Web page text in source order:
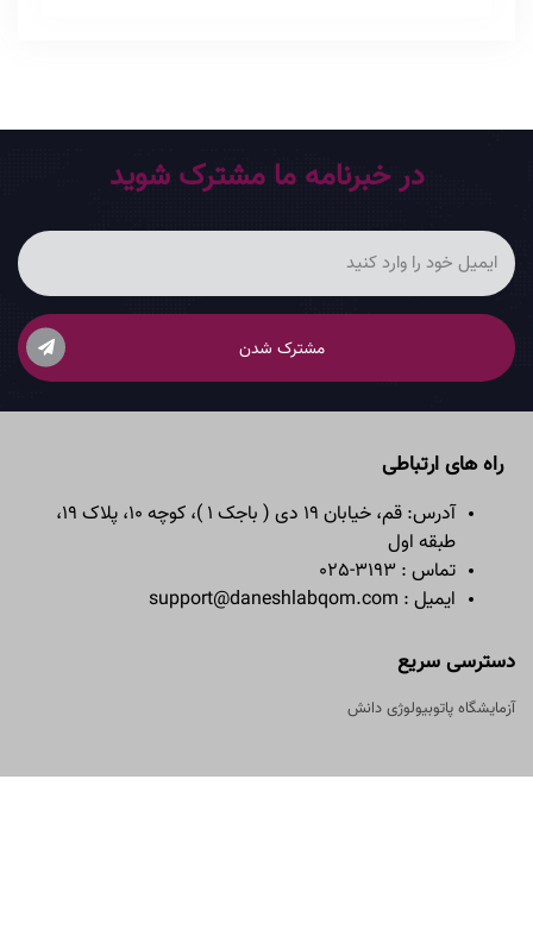
در خبرنامه ما مشترک شوید
مشترک شدن
راه های ارتباطی
آدرس: قم، خیابان 19 دی ( باجک 1 )، کوچه 10، پلاک 19،
طبقه اول
تماس : 3193-025
ایمیل : support@daneshlabqom.com
دسترسی سریع
آزمایشگاه پاتوبیولوژی دانش